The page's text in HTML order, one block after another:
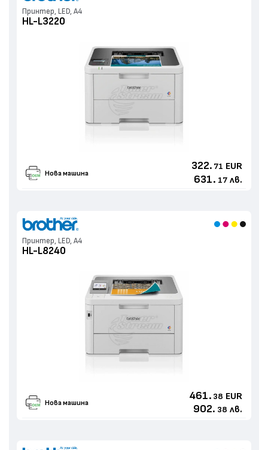
Принтер, LED, А4
HL-L3220
Нова машина
322. 71 EUR
631. 17 лв.
Принтер, LED, А4
HL-L8240
Нова машина
461. 38 EUR
902. 38 лв.